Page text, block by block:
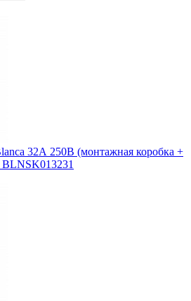
32А 250В (монтажная коробка +
BLNSK013231